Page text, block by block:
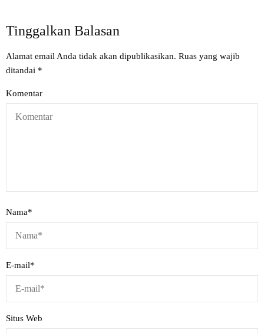
Tinggalkan Balasan
Alamat email Anda tidak akan dipublikasikan. Ruas yang wajib
ditandai *
Komentar
Nama*
E-mail*
Situs Web